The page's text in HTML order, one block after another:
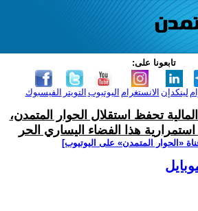
تابعونا على:
الفيسبوك التويتر اليوتيوب الانستغرام لينكدإن
تحفظ استقلال الحوار المتمدن،
هذا الفضاء اليساري الحر
‫«الحوار المتمدن» على اليوتيوب]